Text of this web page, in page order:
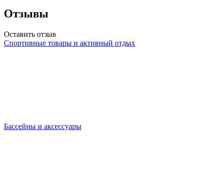
Отзывы
Оставить отзыв
Спортивные товары и активный отдых
Бассейны и аксессуары